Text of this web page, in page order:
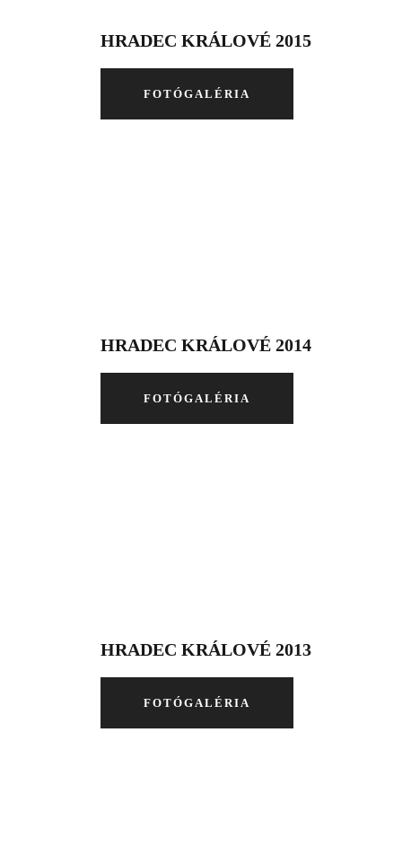
HRADEC KRÁLOVÉ 2015
FOTÓGALÉRIA
HRADEC KRÁLOVÉ 2014
FOTÓGALÉRIA
HRADEC KRÁLOVÉ 2013
FOTÓGALÉRIA